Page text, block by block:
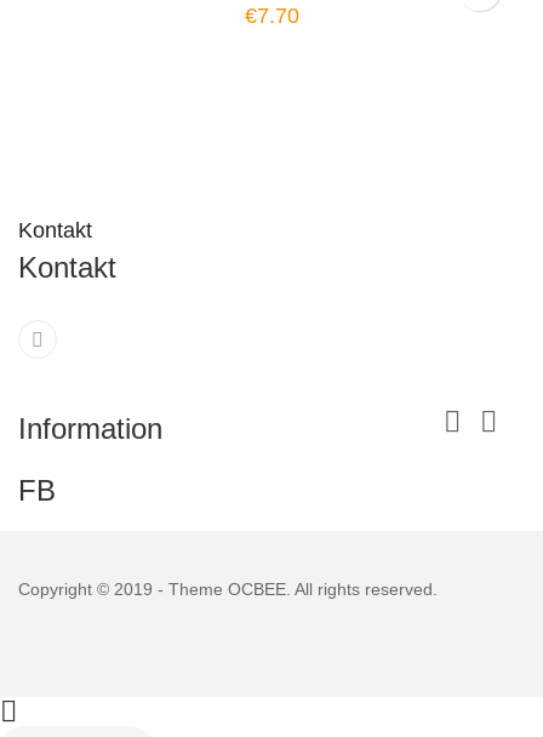
Price
€7.70
Kontakt
Kontakt
Information  
FB
Copyright © 2019 - Theme OCBEE . All rights reserved.
